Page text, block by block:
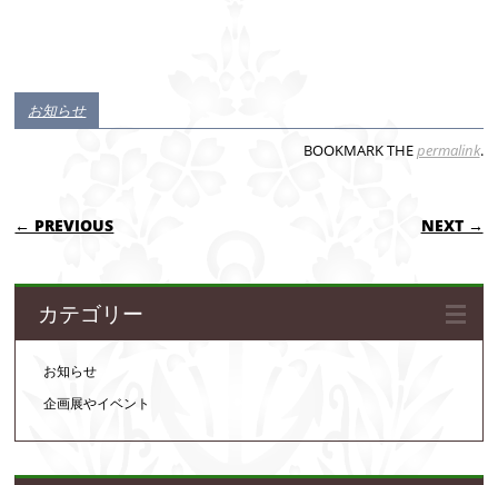
お知らせ
BOOKMARK THEpermalink.
POST NAVIGATION
← PREVIOUS NEXT →
カテゴリー
お知らせ
企画展やイベント